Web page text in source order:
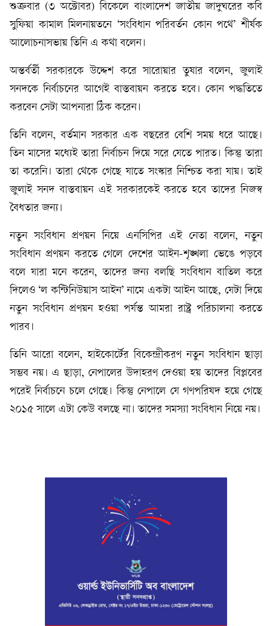
শুক্রবার (৩ অক্টোবর) বিকেলে বাংলাদেশ জাতীয় জাদুঘরের কবি
সুফিয়া কামাল মিলনায়তনে ‘সংবিধান পরিবর্তন কোন পথে’ শীর্ষক
আলোচনাসভায় তিনি এ কথা বলেন।
অন্তর্বর্তী সরকারকে উদ্দেশ করে সারোয়ার তুষার বলেন, জুলাই
সনদকে নির্বাচনের আগেই বাস্তবায়ন করতে হবে। কোন পদ্ধতিতে
করবেন সেটা আপনারা ঠিক করেন।
তিনি বলেন, বর্তমান সরকার এক বছরের বেশি সময় ধরে আছে।
তিন মাসের মধ্যেই তারা নির্বাচন দিয়ে সরে যেতে পারত। কিন্তু তারা
তা করেনি। তারা থেকে গেছে যাতে সংস্কার নিশ্চিত করা যায়। তাই
জুলাই সনদ বাস্তবায়ন এই সরকারকেই করতে হবে তাদের নিজস্ব
বৈধতার জন্য।
নতুন সংবিধান প্রণয়ন নিয়ে এনসিপির এই নেতা বলেন, নতুন
সংবিধান প্রণয়ন করতে গেলে দেশের আইন-শৃঙ্খলা ভেঙে পড়বে
বলে যারা মনে করেন, তাদের জন্য বলছি সংবিধান বাতিল করে
দিলেও ‘ল কন্টিনিউয়াস আইন’ নামে একটা আইন আছে, যেটা দিয়ে
নতুন সংবিধান প্রণয়ন হওয়া পর্যন্ত আমরা রাষ্ট্র পরিচালনা করতে
পারব।
তিনি আরো বলেন, হাইকোর্টের বিকেন্দ্রীকরণ নতুন সংবিধান ছাড়া
সম্ভব নয়। এ ছাড়া, নেপালের উদাহরণ দেওয়া হয় তাদের বিপ্লবের
পরেই নির্বাচনে চলে গেছে। কিন্তু নেপালে যে গণপরিষদ হয়ে গেছে
২০১৫ সালে এটা কেউ বলছে না। তাদের সমস্যা সংবিধান নিয়ে নয়।